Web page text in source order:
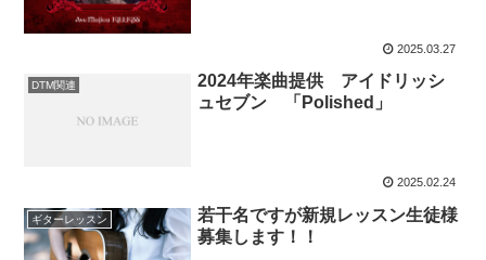
2025.03.27
DTM関連
2024年楽曲提供 アイドリッシ
ュセブン 「Polished」
2025.02.24
ギターレッスン
若干名ですが新規レッスン生徒様
募集します！！